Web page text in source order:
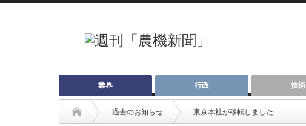
業界 行政 技術
過去のお知らせ 東京本社が移転しました